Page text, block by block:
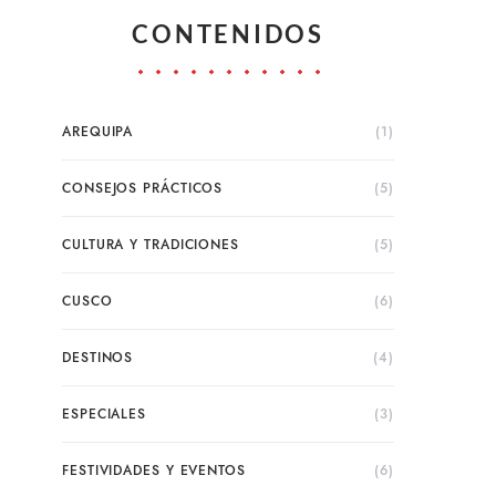
CONTENIDOS
AREQUIPA (1)
CONSEJOS PRÁCTICOS (5)
CULTURA Y TRADICIONES (5)
CUSCO (6)
DESTINOS (4)
ESPECIALES (3)
FESTIVIDADES Y EVENTOS (6)